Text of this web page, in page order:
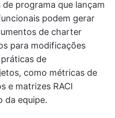
programa que lançam
podem gerar
de charter
para modificações
de
como métricas de
e matrizes RACI
da equipe.